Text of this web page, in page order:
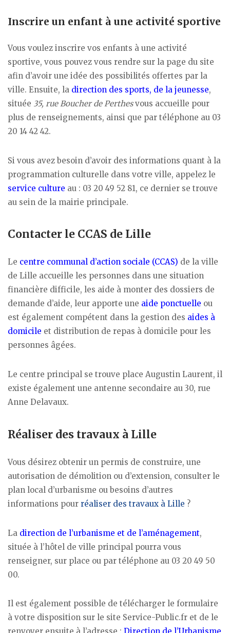
Inscrire un enfant à une activité sportive
Vous voulez inscrire vos enfants à une activité
sportive, vous pouvez vous rendre sur la page du site
afin d’avoir une idée des possibilités offertes par la
ville. Ensuite, la direction des sports, de la jeunesse,
située 35, rue Boucher de Perthesvous accueille pour
plus de renseignements, ainsi que par téléphone au 03
20 14 42 42.
Si vous avez besoin d’avoir des informations quant à la
programmation culturelle dans votre ville, appelez le
service culture au : 03 20 49 52 81, ce dernier se trouve
au sein de la mairie principale.
Contacter le CCAS de Lille
Le centre communal d’action sociale (CCAS) de la ville
de Lille accueille les personnes dans une situation
financière difficile, les aide à monter des dossiers de
demande d’aide, leur apporte une aide ponctuelle ou
est également compétent dans la gestion des aides à
domicile et distribution de repas à domicile pour les
personnes âgées.
Le centre principal se trouve place Augustin Laurent, il
existe également une antenne secondaire au 30, rue
Anne Delavaux.
Réaliser des travaux à Lille
Vous désirez obtenir un permis de construire, une
autorisation de démolition ou d’extension, consulter le
plan local d’urbanisme ou besoins d’autres
informations pour réaliser des travaux à Lille ?
La direction de l’urbanisme et de l’aménagement,
située à l’hôtel de ville principal pourra vous
renseigner, sur place ou par téléphone au 03 20 49 50
00.
Il est également possible de télécharger le formulaire
à votre disposition sur le site Service-Public.fr et de le